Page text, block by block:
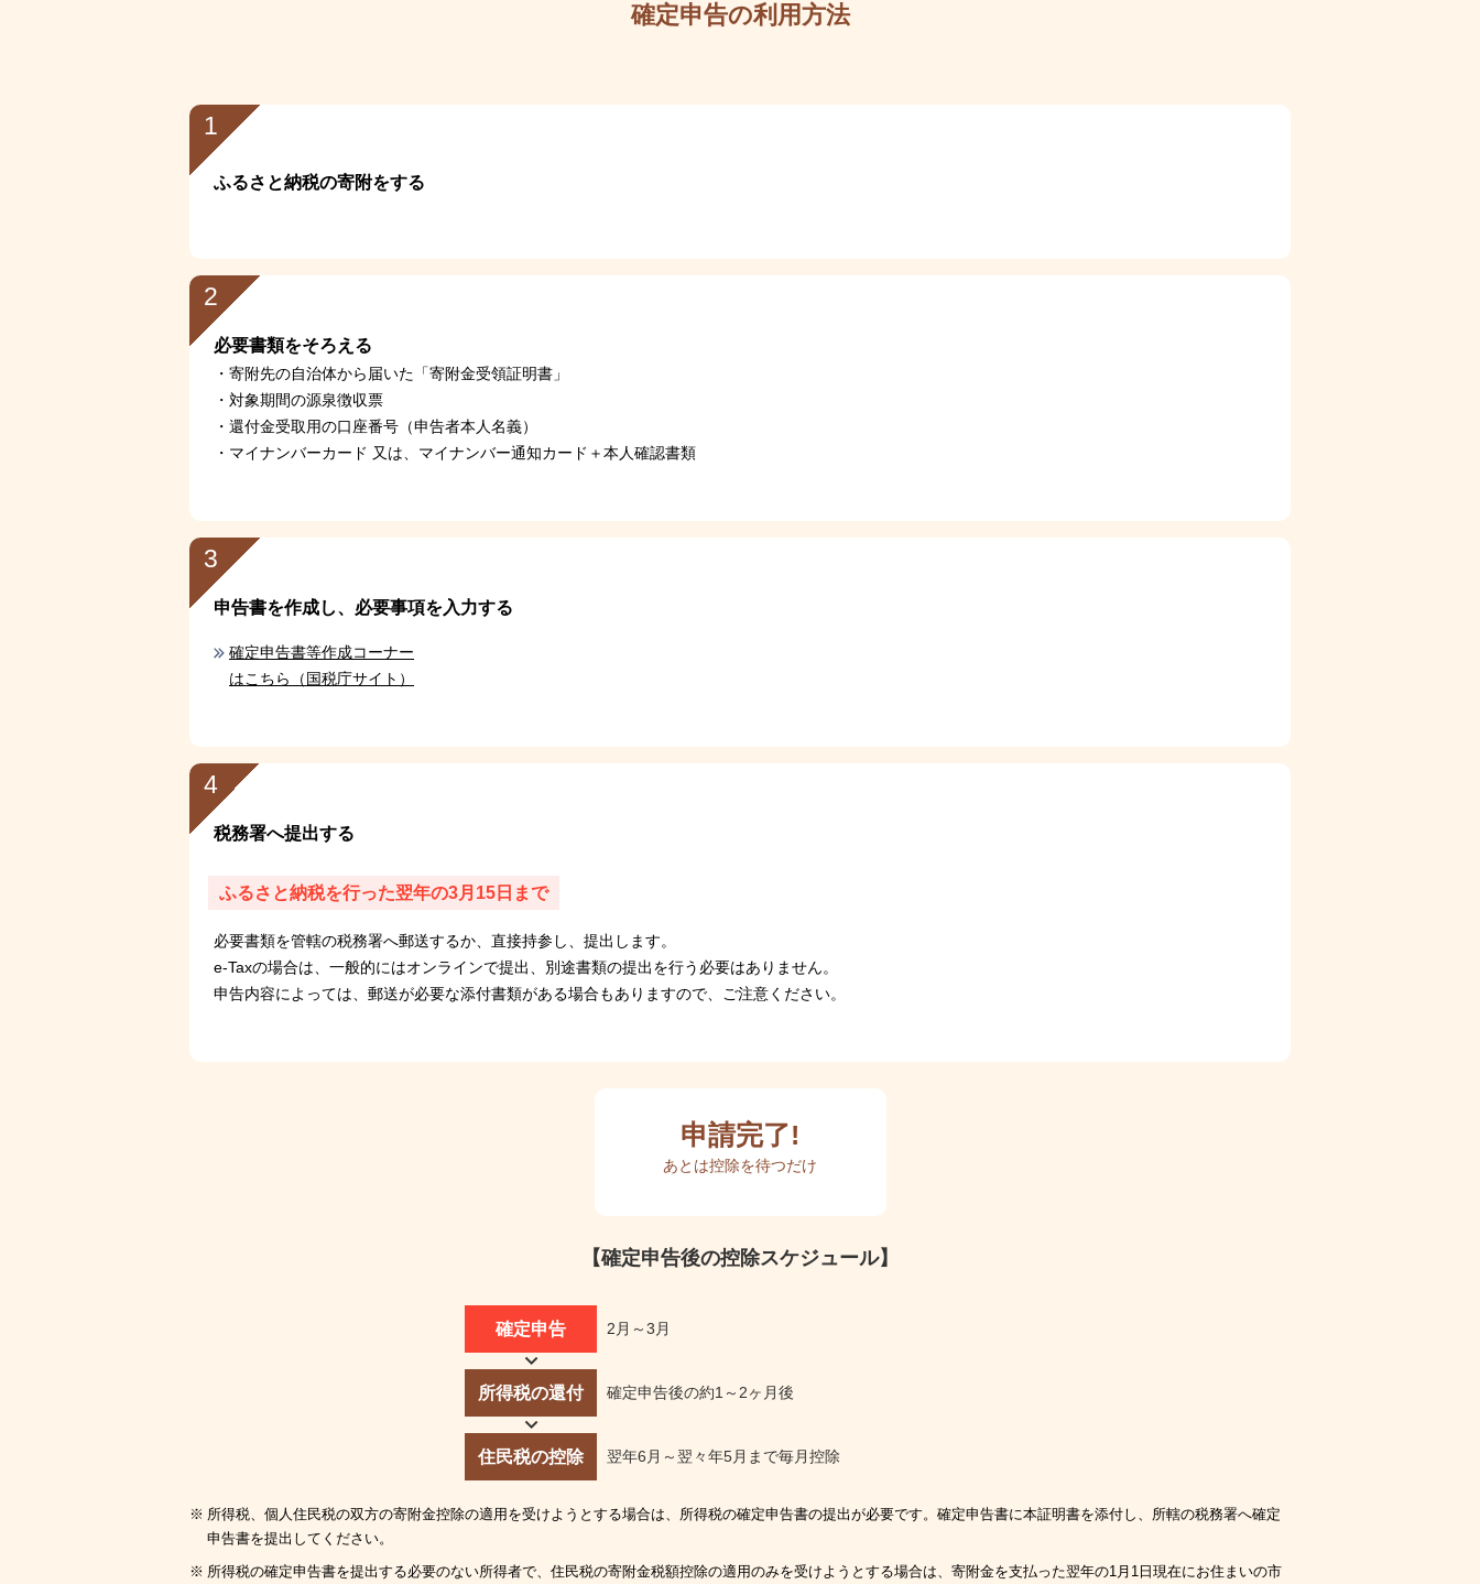
確定申告の利用方法
1
ふるさと納税の寄附をする
2
必要書類をそろえる
寄附先の自治体から届いた「寄附金受領証明書」
対象期間の源泉徴収票
還付金受取用の口座番号（申告者本人名義）
マイナンバーカード 又は、マイナンバー通知カード＋本人確認書類
3
申告書を作成し、必要事項を入力する
確定申告書等作成コーナー
はこちら（国税庁サイト）
4
税務署へ提出する
ふるさと納税を行った翌年の3月15日まで
必要書類を管轄の税務署へ郵送するか、直接持参し、提出します。
e-Taxの場合は、一般的にはオンラインで提出、別途書類の提出を行う必要はありません。
申告内容によっては、郵送が必要な添付書類がある場合もありますので、ご注意ください。
申請完了!
あとは控除を待つだけ
【確定申告後の控除スケジュール】
確定申告 2月～3月
所得税の還付 確定申告後の約1～2ヶ月後
住民税の控除 翌年6月～翌々年5月まで毎月控除
所得税、個人住民税の双方の寄附金控除の適用を受けようとする場合は、所得税の確定申告書の提出が必要です。確定申告書に本証明書を添付し、所轄の税務署へ確定
申告書を提出してください。
所得税の確定申告書を提出する必要のない所得者で、住民税の寄附金税額控除の適用のみを受けようとする場合は、寄附金を支払った翌年の1月1日現在にお住まいの市